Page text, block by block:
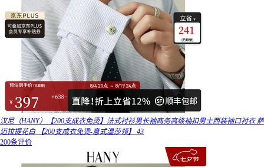
汉尼（HANY）【200支成衣免烫】法式衬衫男长袖商务高级袖扣男士西装袖口衬衣 萨
迈拉提花白 【200支成衣免烫-意式温莎领】 43
200条评价